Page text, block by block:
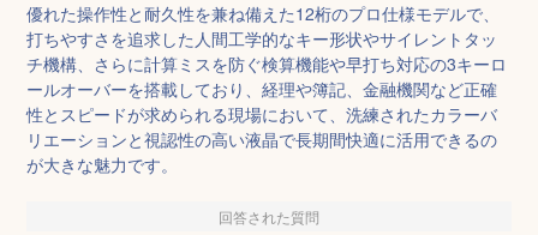
優れた操作性と耐久性を兼ね備えた12桁のプロ仕様モデルで、
打ちやすさを追求した人間工学的なキー形状やサイレントタッ
チ機構、さらに計算ミスを防ぐ検算機能や早打ち対応の3キーロ
ールオーバーを搭載しており、経理や簿記、金融機関など正確
性とスピードが求められる現場において、洗練されたカラーバ
リエーションと視認性の高い液晶で長期間快適に活用できるの
が大きな魅力です。
回答された質問